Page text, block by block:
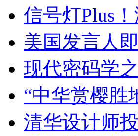
信号灯Plus
美国发言人
现代密码学
“中华赏樱胜
清华设计师